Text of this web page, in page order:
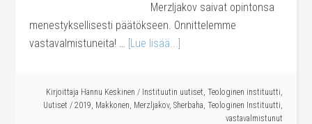
Merzljakov saivat opintonsa
menestyksellisesti päätökseen. Onnittelemme
vastavalmistuneita! … [Lue lisää...]
Kirjoittaja Hannu Keskinen / Instituutin uutiset, Teologinen instituutti,
Uutiset / 2019, Makkonen, Merzljakov, Sherbaha, Teologinen Instituutti,
vastavalmistunut